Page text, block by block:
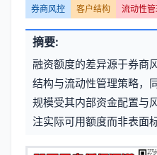
章
元
信
息
文
章
标
签
券商风控 客户结构 流动性
摘要:
融资额度的差异源于券商
结构与流动性管理策略，
规模受其内部资金配置与
注实际可用额度而非表面